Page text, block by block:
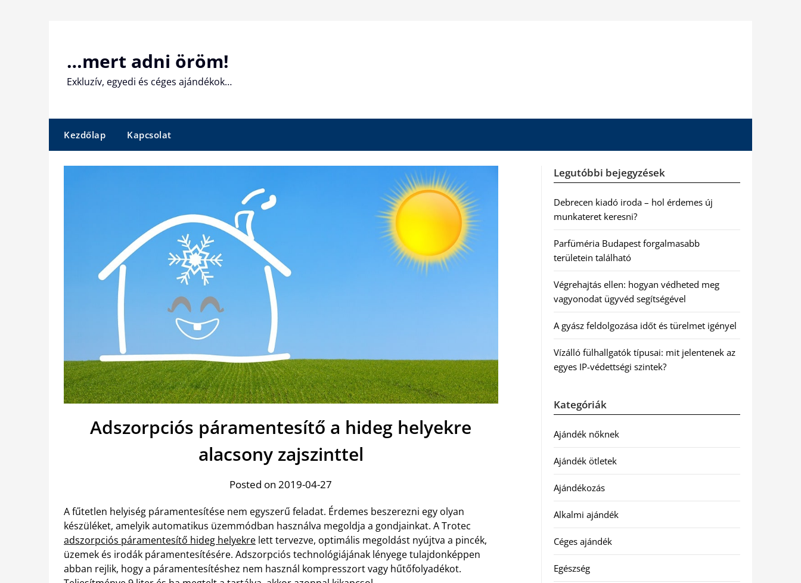
…mert adni öröm!
Exkluzív, egyedi és céges ajándékok…
Kezdőlap Kapcsolat
Adszorpciós páramentesítő a hideg helyekre
alacsony zajszinttel
Posted on 2019-04-27
A fűtetlen helyiség páramentesítése nem egyszerű feladat. Érdemes beszerezni egy olyan
készüléket, amelyik automatikus üzemmódban használva megoldja a gondjainkat. A Trotec
adszorpciós páramentesítő hideg helyekre lett tervezve, optimális megoldást nyújtva a pincék,
üzemek és irodák páramentesítésére. Adszorpciós technológiájának lényege tulajdonképpen
abban rejlik, hogy a páramentesítéshez nem használ kompresszort vagy hűtőfolyadékot.
Legutóbbi bejegyzések
Debrecen kiadó iroda – hol érdemes új
munkateret keresni?
Parfüméria Budapest forgalmasabb
területein található
Végrehajtás ellen: hogyan védheted meg
vagyonodat ügyvéd segítségével
A gyász feldolgozása időt és türelmet igényel
Vízálló fülhallgatók típusai: mit jelentenek az
egyes IP-védettségi szintek?
Kategóriák
Ajándék nőknek
Ajándék ötletek
Ajándékozás
Alkalmi ajándék
Céges ajándék
Egészség